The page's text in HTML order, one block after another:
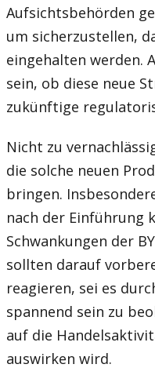
Aufsichtsbehörden
um sicherzustellen,
eingehalten werden.
sein, ob diese neue
zukünftige
Nicht zu
die solche neuen
bringen.
nach der Einführung
Schwankungen der
sollten darauf
reagieren, sei es
spannend sein zu
auf die
auswirken wird.